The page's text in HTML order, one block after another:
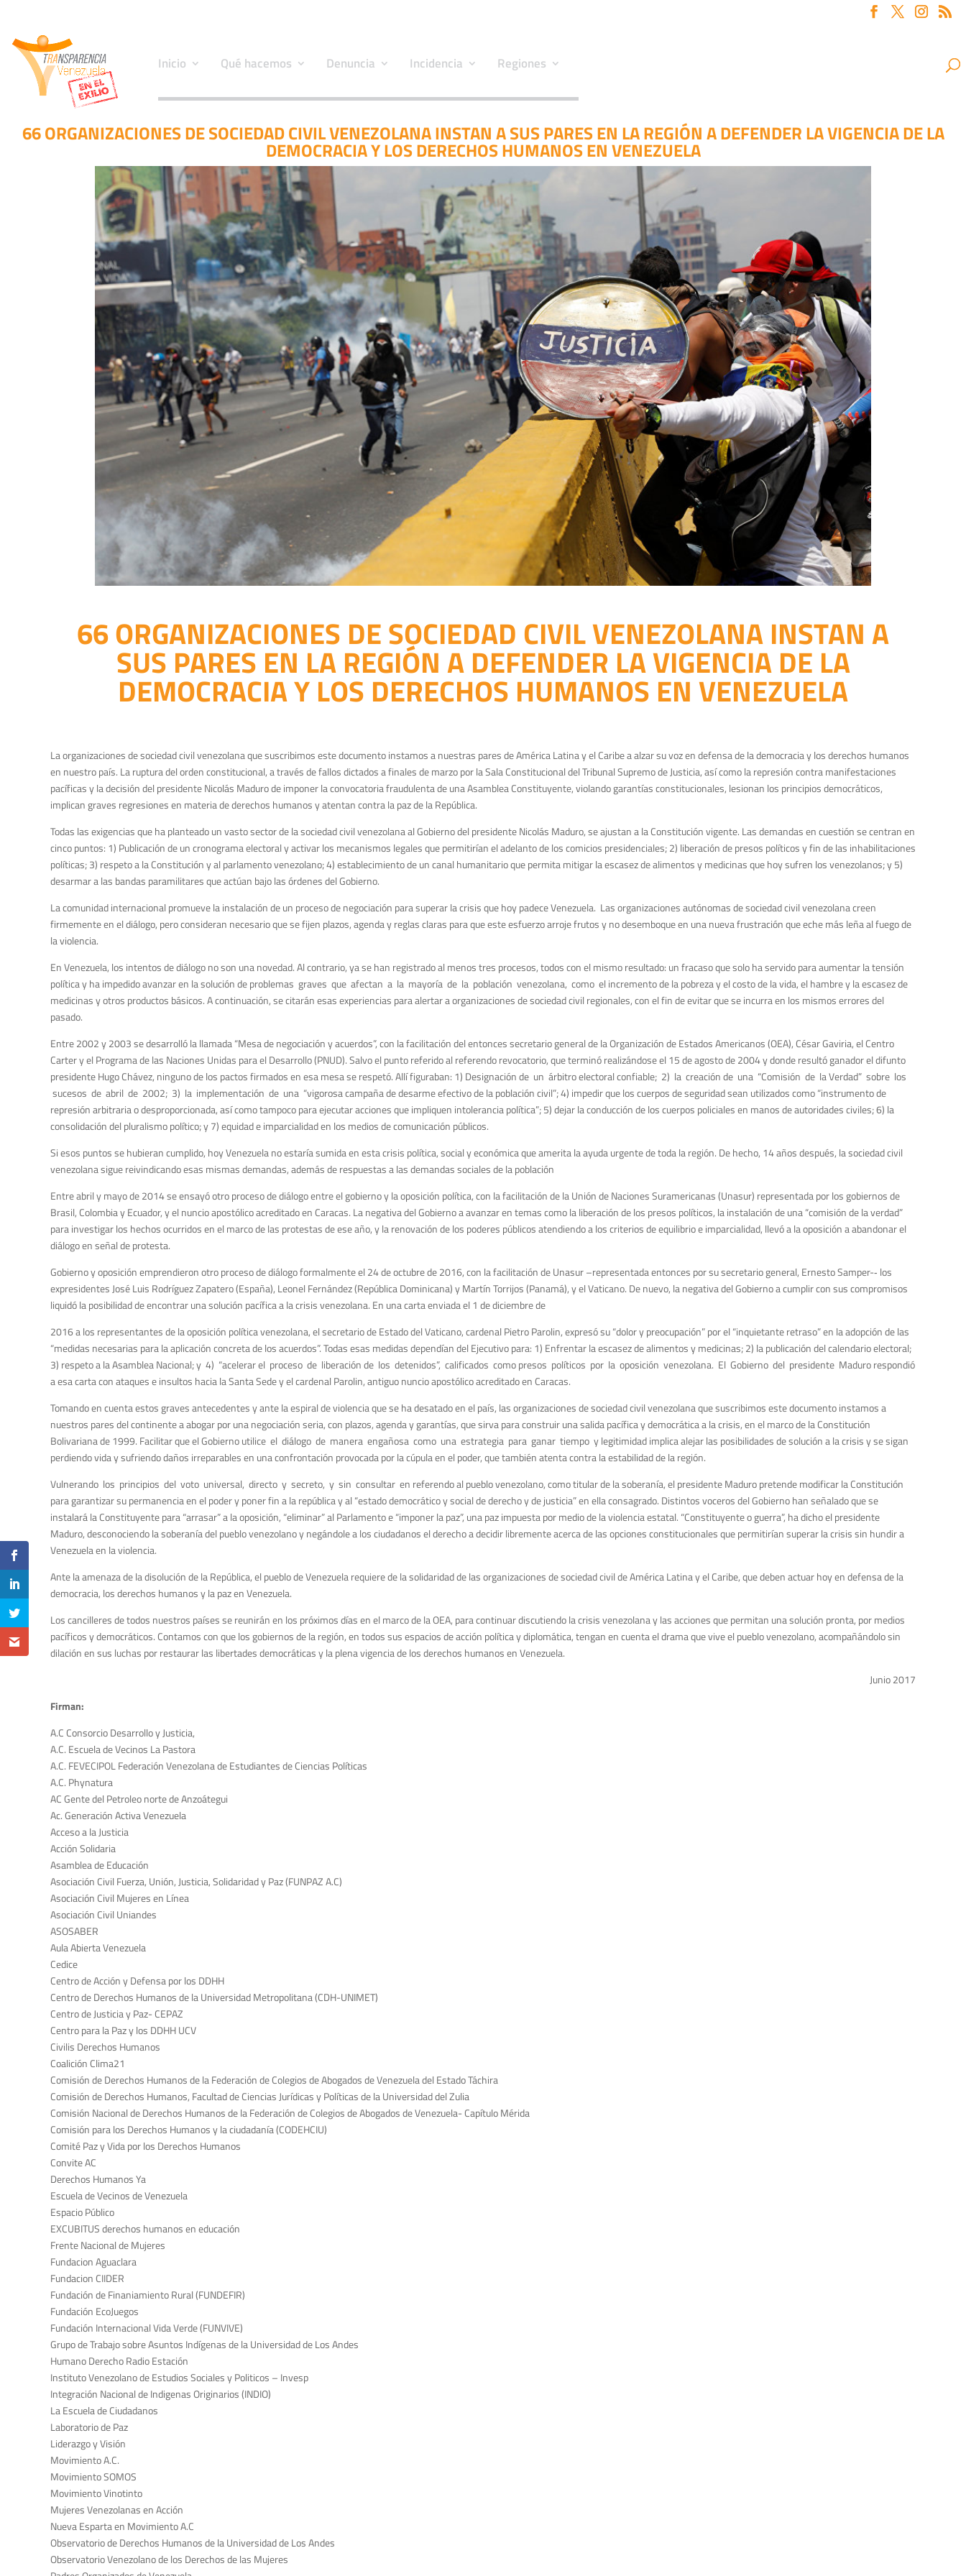
Inicio Qué hacemos Denuncia Incidencia Regiones
66 ORGANIZACIONES DE SOCIEDAD CIVIL VENEZOLANA INSTAN A SUS PARES EN LA REGIÓN A DEFENDER LA VIGENCIA DE LA
DEMOCRACIA Y LOS DERECHOS HUMANOS EN VENEZUELA
66 ORGANIZACIONES DE SOCIEDAD CIVIL VENEZOLANA INSTAN A
SUS PARES EN LA REGIÓN A DEFENDER LA VIGENCIA DE LA
DEMOCRACIA Y LOS DERECHOS HUMANOS EN VENEZUELA
La organizaciones de sociedad civil venezolana que suscribimos este documento instamos a nuestras pares de América Latina y el Caribe a alzar su voz en defensa de la democracia y los derechos humanos
en nuestro país. La ruptura del orden constitucional, a través de fallos dictados a finales de marzo por la Sala Constitucional del Tribunal Supremo de Justicia, así como la represión contra manifestaciones
pacíficas y la decisión del presidente Nicolás Maduro de imponer la convocatoria fraudulenta de una Asamblea Constituyente, violando garantías constitucionales, lesionan los principios democráticos,
implican graves regresiones en materia de derechos humanos y atentan contra la paz de la República.
Todas las exigencias que ha planteado un vasto sector de la sociedad civil venezolana al Gobierno del presidente Nicolás Maduro, se ajustan a la Constitución vigente. Las demandas en cuestión se centran en
cinco puntos: 1) Publicación de un cronograma electoral y activar los mecanismos legales que permitirían el adelanto de los comicios presidenciales; 2) liberación de presos políticos y fin de las inhabilitaciones
políticas; 3) respeto a la Constitución y al parlamento venezolano; 4) establecimiento de un canal humanitario que permita mitigar la escasez de alimentos y medicinas que hoy sufren los venezolanos; y 5)
desarmar a las bandas paramilitares que actúan bajo las órdenes del Gobierno.
La comunidad internacional promueve la instalación de un proceso de negociación para superar la crisis que hoy padece Venezuela. Las organizaciones autónomas de sociedad civil venezolana creen
firmemente en el diálogo, pero consideran necesario que se fijen plazos, agenda y reglas claras para que este esfuerzo arroje frutos y no desemboque en una nueva frustración que eche más leña al fuego de
la violencia.
En Venezuela, los intentos de diálogo no son una novedad. Al contrario, ya se han registrado al menos tres procesos, todos con el mismo resultado: un fracaso que solo ha servido para aumentar la tensión
política y ha impedido avanzar en la solución de problemas graves que afectan a la mayoría de la población venezolana, como el incremento de la pobreza y el costo de la vida, el hambre y la escasez de
medicinas y otros productos básicos. A continuación, se citarán esas experiencias para alertar a organizaciones de sociedad civil regionales, con el fin de evitar que se incurra en los mismos errores del
pasado.
Entre 2002 y 2003 se desarrolló la llamada “Mesa de negociación y acuerdos”, con la facilitación del entonces secretario general de la Organización de Estados Americanos (OEA), César Gaviria, el Centro
Carter y el Programa de las Naciones Unidas para el Desarrollo (PNUD). Salvo el punto referido al referendo revocatorio, que terminó realizándose el 15 de agosto de 2004 y donde resultó ganador el difunto
presidente Hugo Chávez, ninguno de los pactos firmados en esa mesa se respetó. Allí figuraban: 1) Designación de un árbitro electoral confiable; 2) la creación de una “Comisión de la Verdad” sobre los
sucesos de abril de 2002; 3) la implementación de una “vigorosa campaña de desarme efectivo de la población civil”; 4) impedir que los cuerpos de seguridad sean utilizados como “instrumento de
represión arbitraria o desproporcionada, así como tampoco para ejecutar acciones que impliquen intolerancia política”; 5) dejar la conducción de los cuerpos policiales en manos de autoridades civiles; 6) la
consolidación del pluralismo político; y 7) equidad e imparcialidad en los medios de comunicación públicos.
Si esos puntos se hubieran cumplido, hoy Venezuela no estaría sumida en esta crisis política, social y económica que amerita la ayuda urgente de toda la región. De hecho, 14 años después, la sociedad civil
venezolana sigue reivindicando esas mismas demandas, además de respuestas a las demandas sociales de la población
Entre abril y mayo de 2014 se ensayó otro proceso de diálogo entre el gobierno y la oposición política, con la facilitación de la Unión de Naciones Suramericanas (Unasur) representada por los gobiernos de
Brasil, Colombia y Ecuador, y el nuncio apostólico acreditado en Caracas. La negativa del Gobierno a avanzar en temas como la liberación de los presos políticos, la instalación de una “comisión de la verdad”
para investigar los hechos ocurridos en el marco de las protestas de ese año, y la renovación de los poderes públicos atendiendo a los criterios de equilibrio e imparcialidad, llevó a la oposición a abandonar el
diálogo en señal de protesta.
Gobierno y oposición emprendieron otro proceso de diálogo formalmente el 24 de octubre de 2016, con la facilitación de Unasur –representada entonces por su secretario general, Ernesto Samper-­‐ los
expresidentes José Luis Rodríguez Zapatero (España), Leonel Fernández (República Dominicana) y Martín Torrijos (Panamá), y el Vaticano. De nuevo, la negativa del Gobierno a cumplir con sus compromisos
liquidó la posibilidad de encontrar una solución pacífica a la crisis venezolana. En una carta enviada el 1 de diciembre de
2016 a los representantes de la oposición política venezolana, el secretario de Estado del Vaticano, cardenal Pietro Parolin, expresó su “dolor y preocupación” por el “inquietante retraso” en la adopción de las
“medidas necesarias para la aplicación concreta de los acuerdos”. Todas esas medidas dependían del Ejecutivo para: 1) Enfrentar la escasez de alimentos y medicinas; 2) la publicación del calendario electoral;
3) respeto a la Asamblea Nacional; y 4) “acelerar el proceso de liberación de los detenidos”, calificados como presos políticos por la oposición venezolana. El Gobierno del presidente Maduro respondió
a esa carta con ataques e insultos hacia la Santa Sede y el cardenal Parolin, antiguo nuncio apostólico acreditado en Caracas.
Tomando en cuenta estos graves antecedentes y ante la espiral de violencia que se ha desatado en el país, las organizaciones de sociedad civil venezolana que suscribimos este documento instamos a
nuestros pares del continente a abogar por una negociación seria, con plazos, agenda y garantías, que sirva para construir una salida pacífica y democrática a la crisis, en el marco de la Constitución
Bolivariana de 1999. Facilitar que el Gobierno utilice el diálogo de manera engañosa como una estrategia para ganar tiempo y legitimidad implica alejar las posibilidades de solución a la crisis y se sigan
perdiendo vida y sufriendo daños irreparables en una confrontación provocada por la cúpula en el poder, que también atenta contra la estabilidad de la región.
Vulnerando los principios del voto universal, directo y secreto, y sin consultar en referendo al pueblo venezolano, como titular de la soberanía, el presidente Maduro pretende modificar la Constitución
para garantizar su permanencia en el poder y poner fin a la república y al “estado democrático y social de derecho y de justicia” en ella consagrado. Distintos voceros del Gobierno han señalado que se
instalará la Constituyente para “arrasar” a la oposición, “eliminar” al Parlamento e “imponer la paz”, una paz impuesta por medio de la violencia estatal. “Constituyente o guerra”, ha dicho el presidente
Maduro, desconociendo la soberanía del pueblo venezolano y negándole a los ciudadanos el derecho a decidir libremente acerca de las opciones constitucionales que permitirían superar la crisis sin hundir a
Venezuela en la violencia.
Ante la amenaza de la disolución de la República, el pueblo de Venezuela requiere de la solidaridad de las organizaciones de sociedad civil de América Latina y el Caribe, que deben actuar hoy en defensa de la
democracia, los derechos humanos y la paz en Venezuela.
Los cancilleres de todos nuestros países se reunirán en los próximos días en el marco de la OEA, para continuar discutiendo la crisis venezolana y las acciones que permitan una solución pronta, por medios
pacíficos y democráticos. Contamos con que los gobiernos de la región, en todos sus espacios de acción política y diplomática, tengan en cuenta el drama que vive el pueblo venezolano, acompañándolo sin
dilación en sus luchas por restaurar las libertades democráticas y la plena vigencia de los derechos humanos en Venezuela.
Junio 2017
Firman:
A.C Consorcio Desarrollo y Justicia,
A.C. Escuela de Vecinos La Pastora
A.C. FEVECIPOL Federación Venezolana de Estudiantes de Ciencias Políticas
A.C. Phynatura
AC Gente del Petroleo norte de Anzoátegui
Ac. Generación Activa Venezuela
Acceso a la Justicia
Acción Solidaria
Asamblea de Educación
Asociación Civil Fuerza, Unión, Justicia, Solidaridad y Paz (FUNPAZ A.C)
Asociación Civil Mujeres en Línea
Asociación Civil Uniandes
ASOSABER
Aula Abierta Venezuela
Cedice
Centro de Acción y Defensa por los DDHH
Centro de Derechos Humanos de la Universidad Metropolitana (CDH-UNIMET)
Centro de Justicia y Paz- CEPAZ
Centro para la Paz y los DDHH UCV
Civilis Derechos Humanos
Coalición Clima21
Comisión de Derechos Humanos de la Federación de Colegios de Abogados de Venezuela del Estado Táchira
Comisión de Derechos Humanos, Facultad de Ciencias Jurídicas y Políticas de la Universidad del Zulia
Comisión Nacional de Derechos Humanos de la Federación de Colegios de Abogados de Venezuela- Capítulo Mérida
Comisión para los Derechos Humanos y la ciudadanía (CODEHCIU)
Comité Paz y Vida por los Derechos Humanos
Convite AC
Derechos Humanos Ya
Escuela de Vecinos de Venezuela
Espacio Público
EXCUBITUS derechos humanos en educación
Frente Nacional de Mujeres
Fundacion Aguaclara
Fundacion CIIDER
Fundación de Finaniamiento Rural (FUNDEFIR)
Fundación EcoJuegos
Fundación Internacional Vida Verde (FUNVIVE)
Grupo de Trabajo sobre Asuntos Indígenas de la Universidad de Los Andes
Humano Derecho Radio Estación
Instituto Venezolano de Estudios Sociales y Politicos – Invesp
Integración Nacional de Indigenas Originarios (INDIO)
La Escuela de Ciudadanos
Laboratorio de Paz
Liderazgo y Visión
Movimiento A.C.
Movimiento SOMOS
Movimiento Vinotinto
Mujeres Venezolanas en Acción
Nueva Esparta en Movimiento A.C
Observatorio de Derechos Humanos de la Universidad de Los Andes
Observatorio Venezolano de los Derechos de las Mujeres